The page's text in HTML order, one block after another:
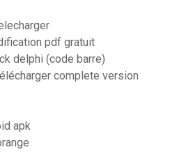
pdf gratuit
delphi (code barre)
complete version
apk